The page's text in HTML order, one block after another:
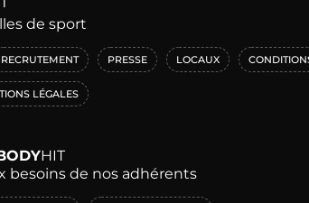
de sport
RECRUTEMENT PRESSE LOCAUX
LÉGALES
HIT
besoins de nos adhérents